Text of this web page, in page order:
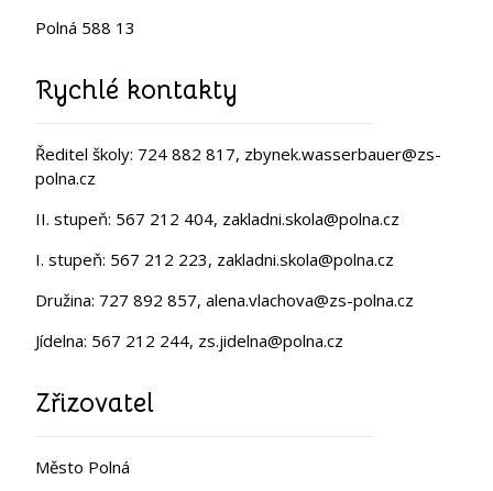
Polná 588 13
Rychlé kontakty
Ředitel školy: 724 882 817, zbynek.wasserbauer@zs-
polna.cz
II. stupeň: 567 212 404, zakladni.skola@polna.cz
I. stupeň: 567 212 223, zakladni.skola@polna.cz
Družina: 727 892 857, alena.vlachova@zs-polna.cz
Jídelna: 567 212 244, zs.jidelna@polna.cz
Zřizovatel
Město Polná